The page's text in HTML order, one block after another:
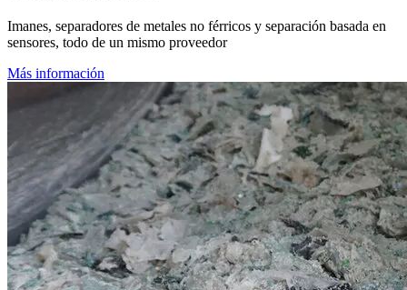
Imanes, separadores de metales no férricos y separación basada en
sensores, todo de un mismo proveedor
Más información